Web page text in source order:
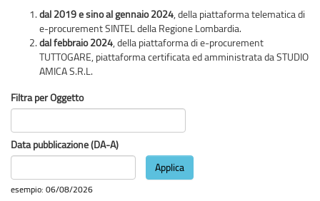
dal 2019 e sino al gennaio 2024 , della piattaforma telematica di
e-procurement SINTEL della Regione Lombardia.
dal febbraio 2024 , della piattaforma di e-procurement
TUTTOGARE, piattaforma certificata ed amministrata da STUDIO
AMICA S.R.L.
Filtra per Oggetto
Data pubblicazione (DA-A)
Data
esempio: 06/08/2026
Applica